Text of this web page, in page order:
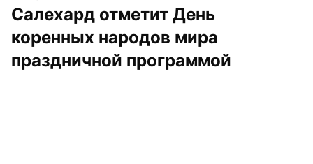
Салехард отметит День
коренных народов мира
праздничной программой